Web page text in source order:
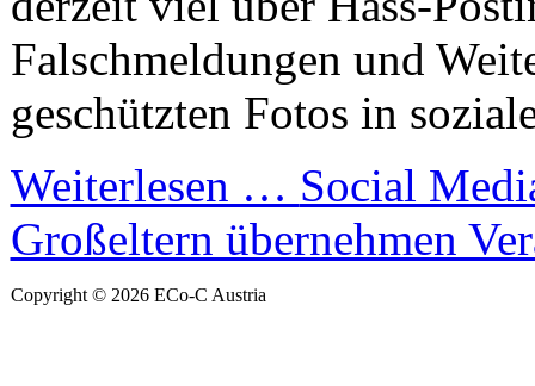
Falschmeldungen und
geschützten Fotos in
Weiterlesen … Social
Großeltern übernehmen
Copyright © 2026 ECo-C Austria